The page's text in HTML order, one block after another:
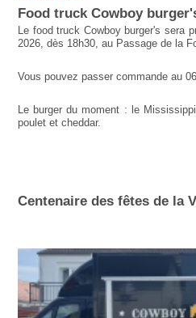
Food truck Cowboy
Le food truck Cowboy burger's sera
2026, dès 18h30, au Passage de la
Vous pouvez passer commande au
Le burger du moment : le
poulet et cheddar.
Centenaire des fêtes de la